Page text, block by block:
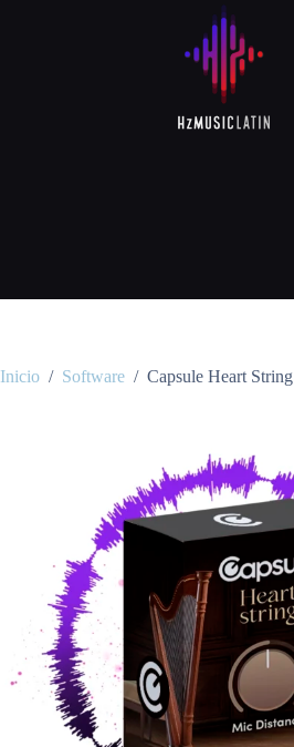
Inicio / Software / Capsule Heart String